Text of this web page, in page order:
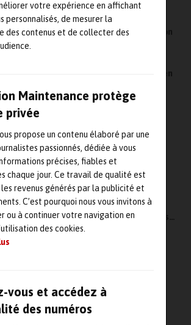
votre expérience en affichant
personnalisés, de mesurer la
des contenus et de collecter des
Maintenance protège
privée
propose un contenu élaboré par une
passionnés, dédiée à vous
précises, fiables et
chaque jour. Ce travail de qualité est
revenus générés par la publicité et
C’est pourquoi nous vous invitons à
ou à continuer votre navigation en
des cookies.
vous et accédez à
des numéros
Comment le groupe Mecachrome a déployé
des outils numériques pour sa transformation
digitale ?
GMAO : Siveco Group renforce sa présence en
Mettre en œuvre des technologies IoT et
jumeaux numériques dans le cadre de l’usine
digitale
Quand l’industrie 4.0 révolutionne les normes…
réseaux d’eau souterrains